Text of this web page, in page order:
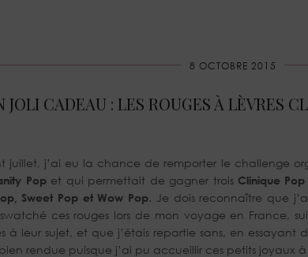
8 OCTOBRE 2015
JOLI CADEAU : LES ROUGES À LÈVRES
juillet, j’ai eu la chance de remporter le challenge
Popet qui permettait de gagner trois Clinique
Sweet Pop et Wow Pop. Je dois reconnaître que
swatché ces rouges lors de mon voyage en France,
à leur sujet, et que j’étais repartie sans, en essayant
rendue puisque j’ai pu accueillir ces petits joyaux